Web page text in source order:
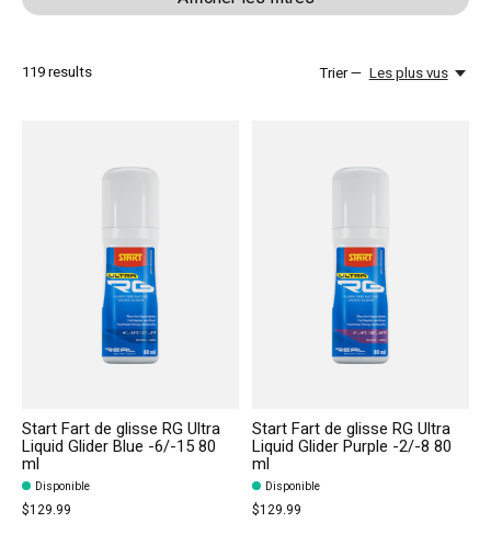
119results Trier — Les plus vus
Start Fart de glisse RG Ultra
Liquid Glider Blue -6/-15 80
ml
Disponible
$129.99
Start Fart de glisse RG Ultra
Liquid Glider Purple -2/-8 80
ml
Disponible
$129.99